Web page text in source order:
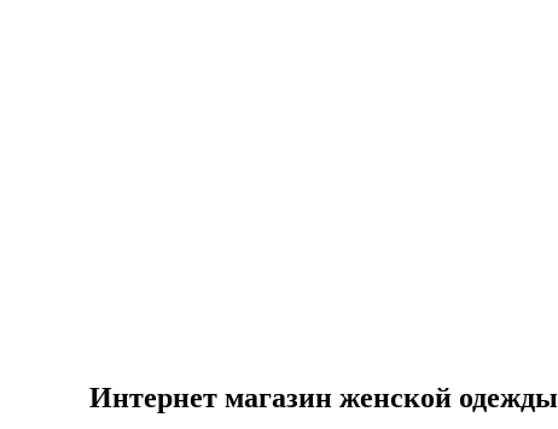
Интернет магазин женской одежды